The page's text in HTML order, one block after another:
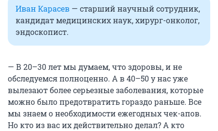
Иван Карасев — старший научный сотрудник,
кандидат медицинских наук, хирург-онколог,
эндоскопист.
— В 20–30 лет мы думаем, что здоровы, и не
обследуемся полноценно. А в 40–50 у нас уже
вылезают более серьезные заболевания, которые
можно было предотвратить гораздо раньше. Все
мы знаем о необходимости ежегодных чек-апов.
Но кто из вас их действительно делал? А кто